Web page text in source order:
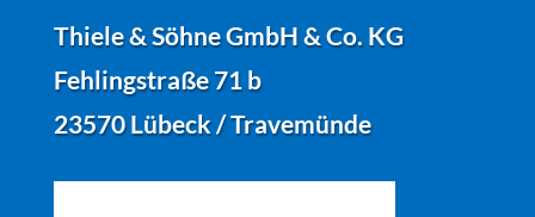
Thiele & Söhne GmbH & Co. KG
Fehlingstraße 71 b
23570 Lübeck / Travemünde